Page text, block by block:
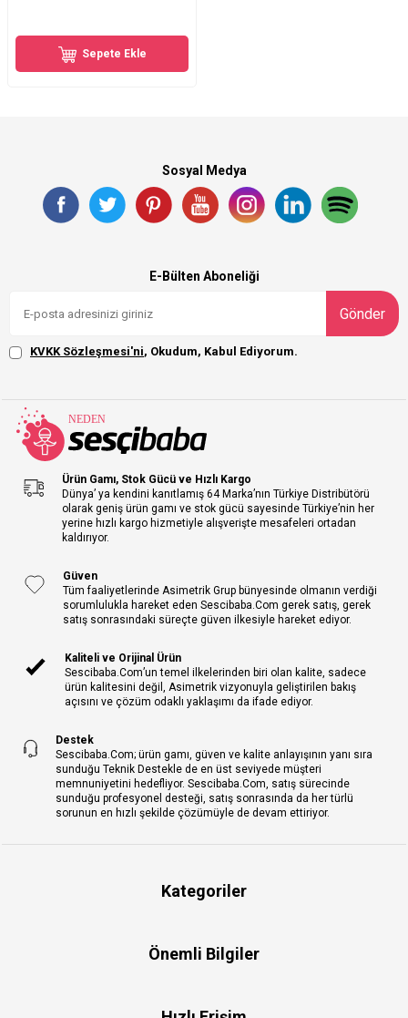
Sepete Ekle
Sosyal Medya
E-Bülten Aboneliği
Gönder
KVKK Sözleşmesi'ni, Okudum, Kabul Ediyorum.
Ürün Gamı, Stok Gücü ve Hızlı Kargo
Dünya’ ya kendini kanıtlamış 64 Marka’nın Türkiye Distribütörü
olarak geniş ürün gamı ve stok gücü sayesinde Türkiye’nin her
yerine hızlı kargo hizmetiyle alışverişte mesafeleri ortadan
kaldırıyor.
Güven
Tüm faaliyetlerinde Asimetrik Grup bünyesinde olmanın verdiği
sorumlulukla hareket eden Sescibaba.Com gerek satış, gerek
satış sonrasındaki süreçte güven ilkesiyle hareket ediyor.
Kaliteli ve Orijinal Ürün
Sescibaba.Com’un temel ilkelerinden biri olan kalite, sadece
ürün kalitesini değil, Asimetrik vizyonuyla geliştirilen bakış
açısını ve çözüm odaklı yaklaşımı da ifade ediyor.
Destek
Sescibaba.Com; ürün gamı, güven ve kalite anlayışının yanı sıra
sunduğu Teknik Destekle de en üst seviyede müşteri
memnuniyetini hedefliyor. Sescibaba.Com, satış sürecinde
sunduğu profesyonel desteği, satış sonrasında da her türlü
sorunun en hızlı şekilde çözümüyle de devam ettiriyor.
Kategoriler
Önemli Bilgiler